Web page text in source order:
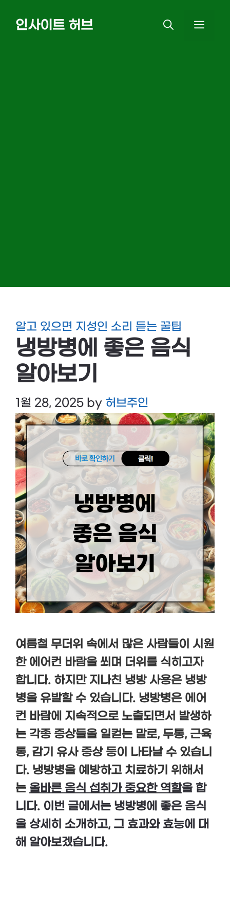
인사이트 허브
알고 있으면 지성인 소리 듣는 꿀팁
냉방병에 좋은 음식
알아보기
1월 28, 2025 by 허브주인
여름철 무더위 속에서 많은 사람들이 시원
한 에어컨 바람을 쐬며 더위를 식히고자
합니다. 하지만 지나친 냉방 사용은 냉방
병을 유발할 수 있습니다. 냉방병은 에어
컨 바람에 지속적으로 노출되면서 발생하
는 각종 증상들을 일컫는 말로, 두통, 근육
통, 감기 유사 증상 등이 나타날 수 있습니
다. 냉방병을 예방하고 치료하기 위해서
는 올바른 음식 섭취가 중요한 역할을 합
니다. 이번 글에서는 냉방병에 좋은 음식
을 상세히 소개하고, 그 효과와 효능에 대
해 알아보겠습니다.